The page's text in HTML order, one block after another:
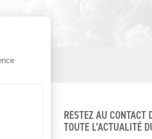
RESTEZ AU CONTACT
TOUTE L’ACTUALITÉ